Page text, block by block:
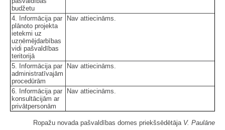
budžetu
4. Informācija par
plānoto projekta
ietekmi uz
uzņēmējdarbības
vidi pašvaldības
teritorijā
Nav attiecināms.
5. Informācija par
administratīvajām
procedūrām
Nav attiecināms.
6. Informācija par
konsultācijām ar
privātpersonām
Nav attiecināms.
Ropažu novada pašvaldības domes priekšsēdētāja V. Paulāne